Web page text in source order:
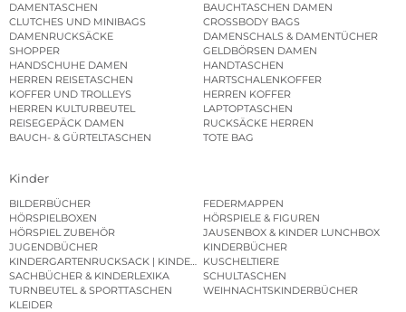
DAMENTASCHEN
BAUCHTASCHEN DAMEN
CLUTCHES UND MINIBAGS
CROSSBODY BAGS
DAMENRUCKSÄCKE
DAMENSCHALS & DAMENTÜCHER
SHOPPER
GELDBÖRSEN DAMEN
HANDSCHUHE DAMEN
HANDTASCHEN
HERREN REISETASCHEN
HARTSCHALENKOFFER
KOFFER UND TROLLEYS
HERREN KOFFER
HERREN KULTURBEUTEL
LAPTOPTASCHEN
REISEGEPÄCK DAMEN
RUCKSÄCKE HERREN
BAUCH- & GÜRTELTASCHEN
TOTE BAG
Kinder
BILDERBÜCHER
FEDERMAPPEN
HÖRSPIELBOXEN
HÖRSPIELE & FIGUREN
HÖRSPIEL ZUBEHÖR
JAUSENBOX & KINDER LUNCHBOX
JUGENDBÜCHER
KINDERBÜCHER
KINDERGARTENRUCKSACK | KINDERGARTENBEUTEL
KUSCHELTIERE
SACHBÜCHER & KINDERLEXIKA
SCHULTASCHEN
TURNBEUTEL & SPORTTASCHEN
WEIHNACHTSKINDERBÜCHER
KLEIDER